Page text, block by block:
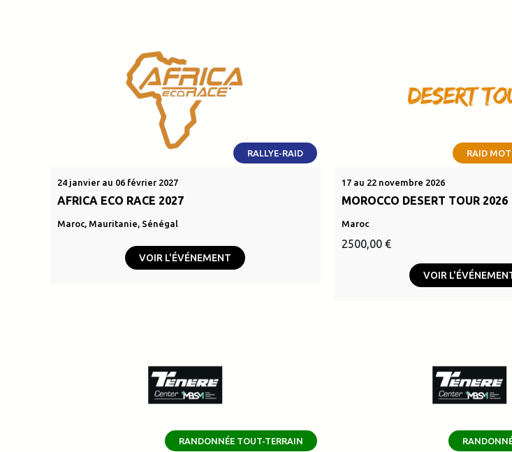
RALLYE-RAID
24 janvier au 06 février 2027
AFRICA ECO RACE 2027
Maroc, Mauritanie, Sénégal
VOIR L'ÉVÉNEMENT
RAID
17 au 22 novembre 2026
MOROCCO DESERT TOUR 2026
Maroc
Le
2500,00 €Le
actuel
VOIR
RANDONNÉE TOUT-TERRAIN